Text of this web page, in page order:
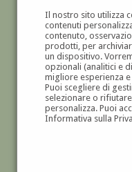
Il nostro sito utilizza
contenuti
contenuto,
prodotti, per
un dispositivo.
opzionali (analitici e
migliore esperienza
Puoi scegliere di
selezionare o
personalizza. Puoi
Informativa sulla
DIPINTI E